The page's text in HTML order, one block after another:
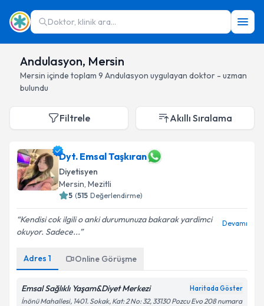
Doktor, klinik ara...
Andulasyon, Mersin
Mersin içinde toplam 9 Andulasyon uygulayan doktor - uzman
bulundu
Filtrele Akıllı Sıralama
Dyt. Emsal Taşkıran
Diyetisyen
Mersin, Mezitli
5 (515 Değerlendirme)
Kendisi cok ilgili o anki durumunuza bakarak yardimci
okuyor. Sadece...
Devamı
Adres 1 Online Görüşme
Emsal Sağlıklı Yaşam&Diyet Merkezi Haritada Göster
İnönü Mahallesi, 1401. Sokak, Kat: 2 No: 32, 33130 Pozcu Evo 208 numara